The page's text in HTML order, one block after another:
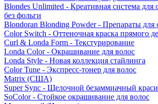
Blondes Unlimited - Креативная система для
без фольги
Blondoran Blonding Powder - Препараты для
Color Switch - Оттеночная краска прямого
Curl & Londa Form - Текстурирование
Londa Color - Окрашивание для волос
Londa Style - Новая коллекция стайлинга
Color Tune - Экспресс-тонер для волос
Matrix (США)
Super Sync - Щелочной безаммиачный
SoColor - Стойкое окрашивание для волос